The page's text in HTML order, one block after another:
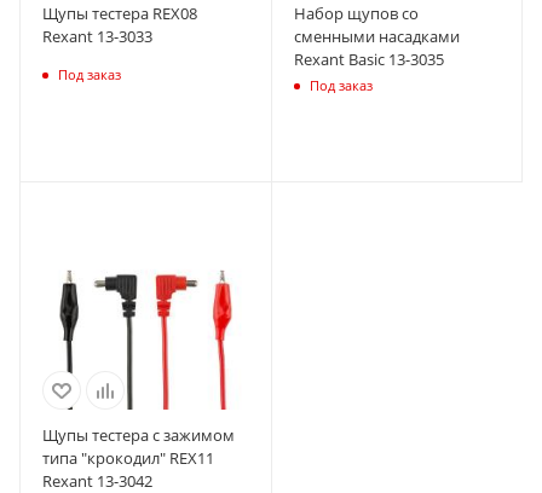
Щупы тестера REX08
Rexant 13-3033
Под заказ
Набор щупов со
сменными насадками
Rexant Basic 13-3035
Под заказ
Щупы тестера с зажимом
типа "крокодил" REX11
Rexant 13-3042